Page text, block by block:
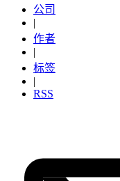
公司
|
作者
|
标签
|
RSS